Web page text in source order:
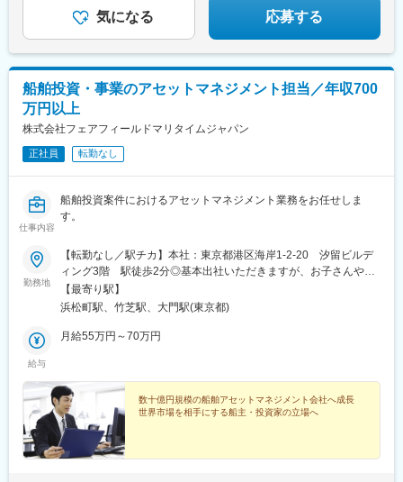
気になる 応募する
船舶投資・事業のアセットマネジメント担当／年収700
万円以上
株式会社フェアフィールドマリタイムジャパン
正社員 転勤なし
仕事内容
船舶投資案件におけるアセットマネジメント業務をお任せしま
す。
勤務地
【転勤なし／駅チカ】本社：東京都港区海岸1-2-20 汐留ビルデ
ィング3階 駅徒歩2分◎基本出社いただきますが、お子さんやご
自身の体調不良等の場合、柔軟に在宅勤務も相談可能です。受動
喫煙対策あり：オフィス内禁煙
【最寄り駅】
浜松町駅、竹芝駅、大門駅(東京都)
給与
月給55万円～70万円
数十億円規模の船舶アセットマネジメント会社へ成長
世界市場を相手にする船主・投資家の立場へ